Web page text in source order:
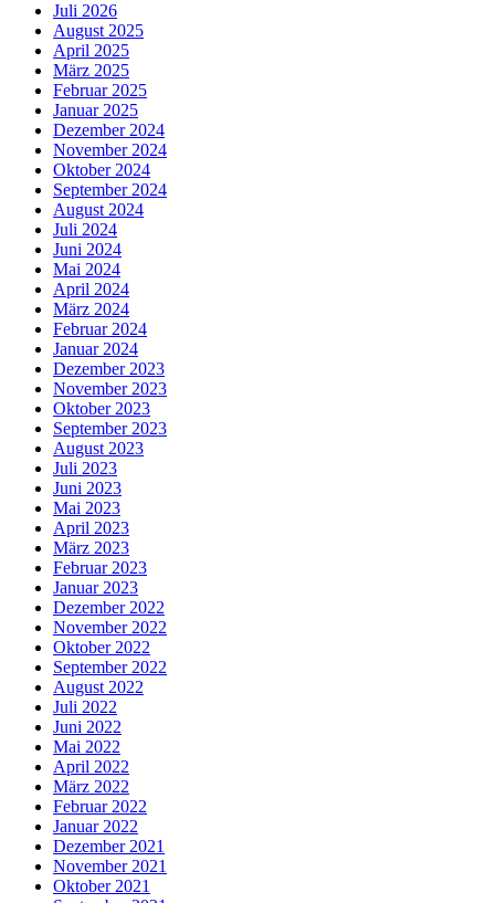
Juli 2026
August 2025
April 2025
März 2025
Februar 2025
Januar 2025
Dezember 2024
November 2024
Oktober 2024
September 2024
August 2024
Juli 2024
Juni 2024
Mai 2024
April 2024
März 2024
Februar 2024
Januar 2024
Dezember 2023
November 2023
Oktober 2023
September 2023
August 2023
Juli 2023
Juni 2023
Mai 2023
April 2023
März 2023
Februar 2023
Januar 2023
Dezember 2022
November 2022
Oktober 2022
September 2022
August 2022
Juli 2022
Juni 2022
Mai 2022
April 2022
März 2022
Februar 2022
Januar 2022
Dezember 2021
November 2021
Oktober 2021